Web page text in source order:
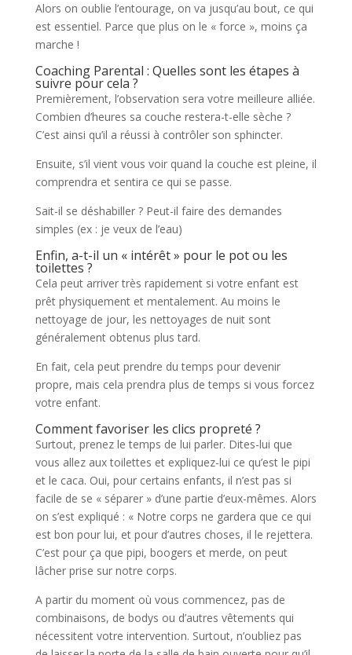
Alors on oublie l’entourage, on va jusqu’au bout, ce qui
est essentiel. Parce que plus on le « force », moins ça
marche !
Coaching Parental : Quelles sont les étapes à
suivre pour cela ?
Premièrement, l’observation sera votre meilleure alliée.
Combien d’heures sa couche restera-t-elle sèche ?
C’est ainsi qu’il a réussi à contrôler son sphincter.
Ensuite, s’il vient vous voir quand la couche est pleine, il
comprendra et sentira ce qui se passe.
Sait-il se déshabiller ? Peut-il faire des demandes
simples (ex : je veux de l’eau)
Enfin, a-t-il un « intérêt » pour le pot ou les
toilettes ?
Cela peut arriver très rapidement si votre enfant est
prêt physiquement et mentalement. Au moins le
nettoyage de jour, les nettoyages de nuit sont
généralement obtenus plus tard.
En fait, cela peut prendre du temps pour devenir
propre, mais cela prendra plus de temps si vous forcez
votre enfant.
Comment favoriser les clics propreté ?
Surtout, prenez le temps de lui parler. Dites-lui que
vous allez aux toilettes et expliquez-lui ce qu’est le pipi
et le caca. Oui, pour certains enfants, il n’est pas si
facile de se « séparer » d’une partie d’eux-mêmes. Alors
on s’est expliqué : « Notre corps ne gardera que ce qui
est bon pour lui, et pour d’autres choses, il le rejettera.
C’est pour ça que pipi, boogers et merde, on peut
lâcher prise sur notre corps.
A partir du moment où vous commencez, pas de
combinaisons, de bodys ou d’autres vêtements qui
nécessitent votre intervention. Surtout, n’oubliez pas